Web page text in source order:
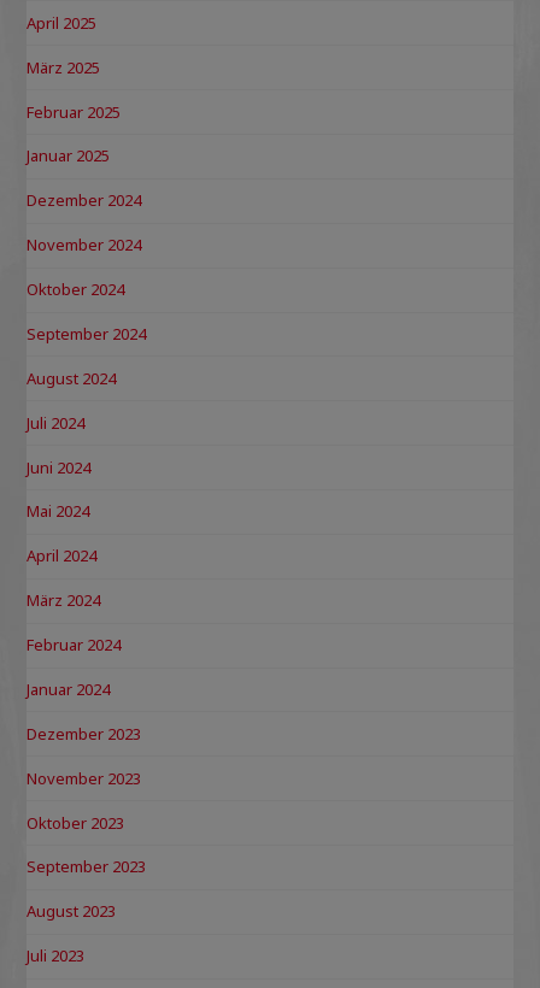
April 2025
März 2025
Februar 2025
Januar 2025
Dezember 2024
November 2024
Oktober 2024
September 2024
August 2024
Juli 2024
Juni 2024
Mai 2024
April 2024
März 2024
Februar 2024
Januar 2024
Dezember 2023
November 2023
Oktober 2023
September 2023
August 2023
Juli 2023